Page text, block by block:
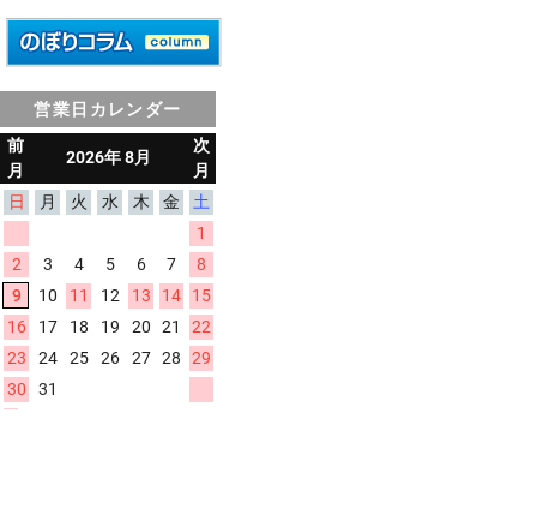
営業日カレンダー